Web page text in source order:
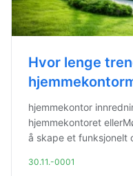
Hvor lenge
hjemmekontor
hjemmekontoret
å skape et funksjonelt
30.11.-0001